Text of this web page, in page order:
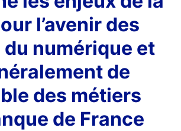
l’avenir des
numérique et
de
des métiers
de France